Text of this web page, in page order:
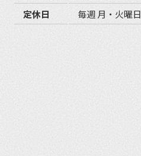
定休日
毎週 月・火曜日